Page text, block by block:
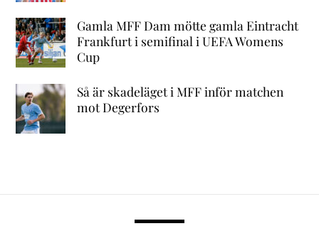
Gamla MFF Dam mötte gamla Eintracht
Frankfurt i semifinal i UEFA Womens
Cup
Så är skadeläget i MFF inför matchen
mot Degerfors